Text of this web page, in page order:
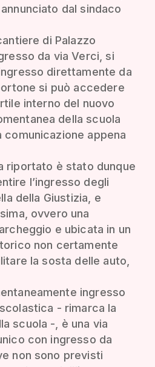
dal sindaco
di Palazzo
da via Verci, si
direttamente da
si può accedere
interno del nuovo
della scuola
comunicazione appena
riportato è stato dunque
l’ingresso degli
della Giustizia, e
ovvero una
e ubicata in un
non certamente
la sosta delle auto,
ingresso
- rimarca la
scuola -, è una via
con ingresso da
non sono previsti